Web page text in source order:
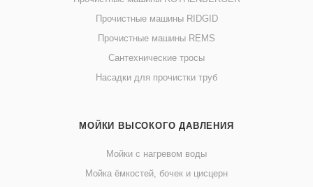
Прочистные машины RIDGID
Прочистные машины REMS
Сантехнические тросы
Насадки для прочистки труб
МОЙКИ ВЫСОКОГО ДАВЛЕНИЯ
Мойки с нагревом воды
Мойка ёмкостей, бочек и цисцерн